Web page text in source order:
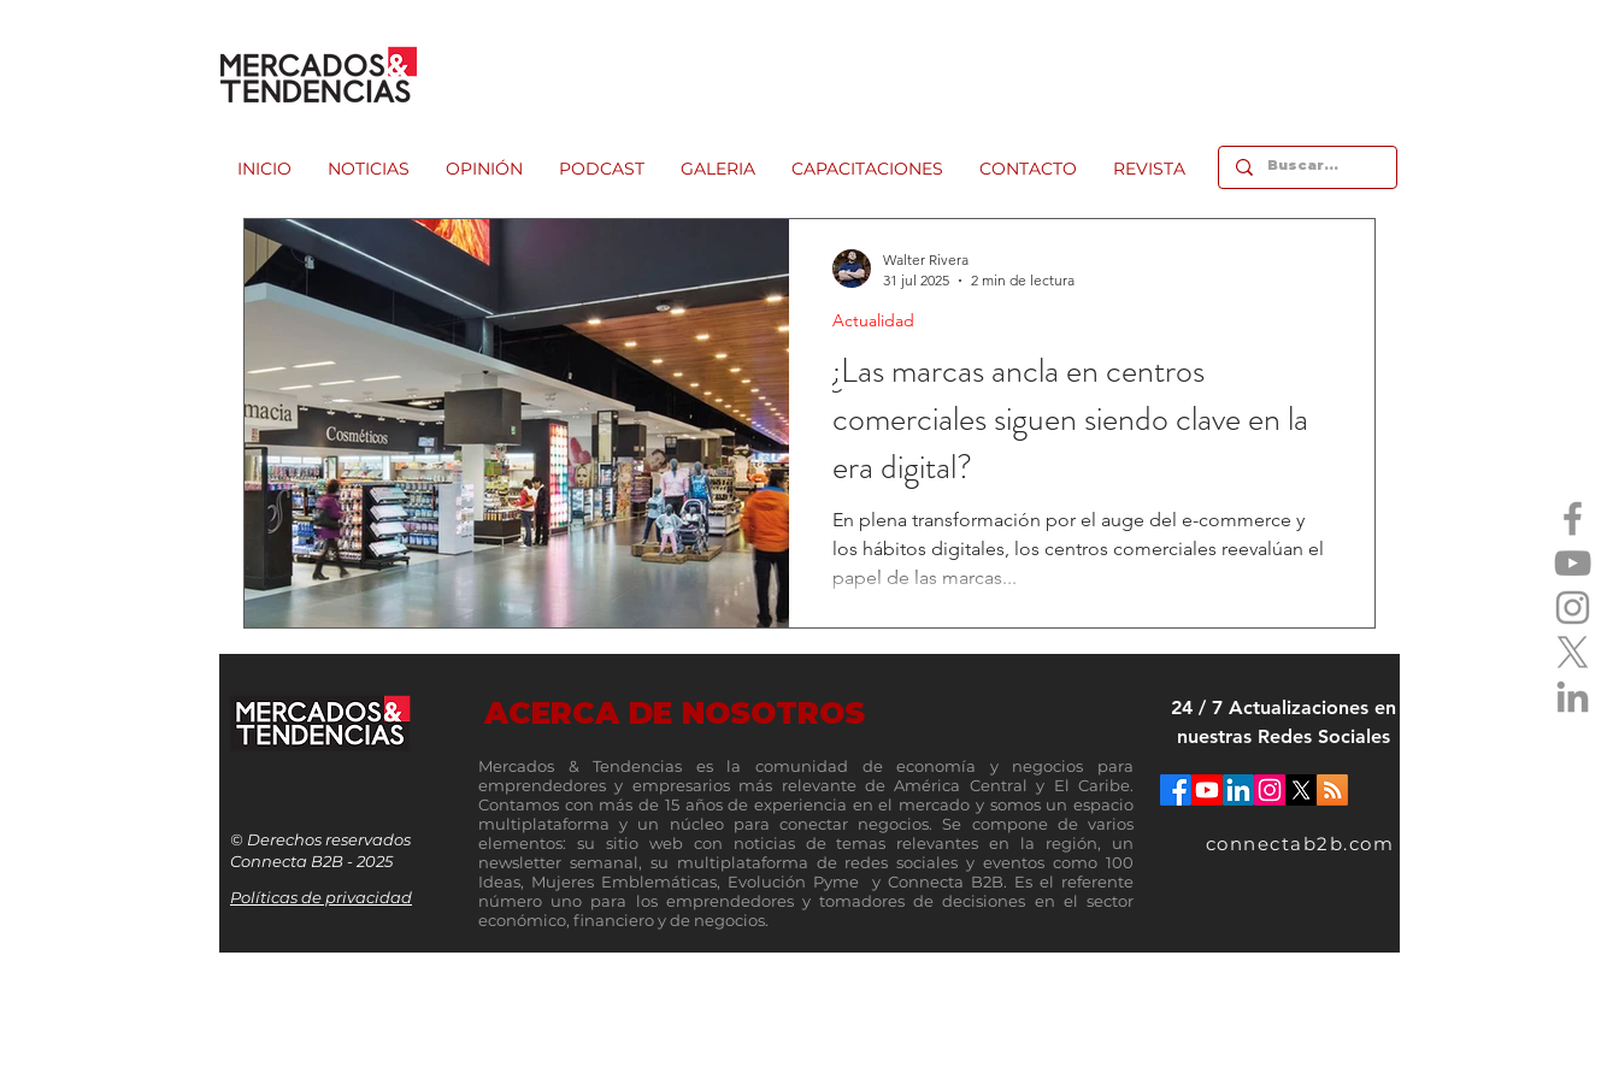
INICIO NOTICIAS OPINIÓN PODCAST GALERIA CAPACITACIONES CONTACTO REVISTA
¿Las marcas ancla en centros
comerciales siguen siendo clave en la
era digital?
En plena transformación por el auge del e-commerce y
los hábitos digitales, los centros comerciales reevalúan el
papel de las marcas...
Actualidad
Walter Rivera
31 jul 2025
2 min de lectura
© Derechos reservados
Connecta B2B - 2025
Políticas de privacidad
ACERCA DE NOSOTROS
Mercados & Tendencias es la comunidad de economía y negocios para
emprendedores y empresarios más relevante de América Central y El Caribe.
Contamos con más de 15 años de experiencia en el mercado y somos un espacio
multiplataforma y un núcleo para conectar negocios. Se compone de varios
elementos: su sitio web con noticias de temas relevantes en la región, un
newsletter semanal, su multiplataforma de redes sociales y eventos como 100
Ideas, Mujeres Emblemáticas, Evolución Pyme y Connecta B2B. Es el referente
número uno para los emprendedores y tomadores de decisiones en el sector
económico, financiero y de negocios.
24 / 7 Actualizaciones en
nuestras Redes Sociales
connectab2b.com